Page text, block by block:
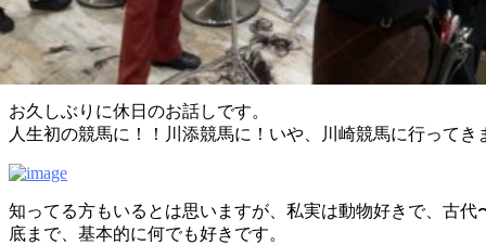
2016.08.30
☆お知らせ☆
お久しぶりに休日のお話しです。
人生初の競馬に！！川添競馬に！いや、川崎競馬に行ってき
知ってる方もいるとは思いますが、私実は動物好きで、古代
底まで、基本的に何でも好きです。